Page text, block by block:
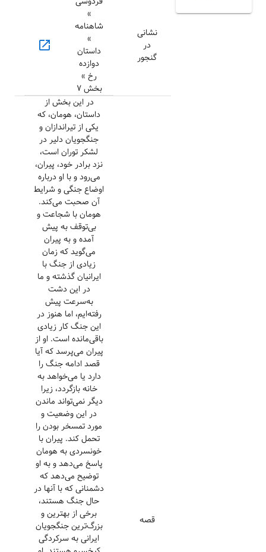
نشانی
در
گنجور
»
شاهنامه
»
داستان
دوازده
رخ »
بخش ۷
open_in_new
قصه
در این بخش از
داستان، هومان، که
یکی از تیراندازان و
جنگجویان دلیر در
لشکر توران است،
نزد برادر خود، پیران،
می‌رود و با او درباره
اوضاع جنگی و شرایط
آن صحبت می‌کند.
هومان با شجاعت و
بی‌توقف به پیش
آمده و به پیران
می‌گوید که زمان
زیادی از جنگ با
ایرانیان گذشته و ما
در این دشت
به‌سرعت پیش
رفته‌ایم، اما هنوز در
این جنگ کار زیادی
باقی‌مانده است. او از
پیران می‌پرسد که آیا
قصد ادامه جنگ را
دارد یا می‌خواهد به
خانه بازگردد، زیرا
دیگر نمی‌تواند ماندن
در این وضعیت و
مورد تمسخر بودن را
تحمل کند. پیران با
خونسردی به هومان
پاسخ می‌دهد و به او
توضیح می‌دهد که
دشمنانی که با آنها در
حال جنگ هستند،
برخی از بهترین و
بزرگ‌ترین جنگجویان
ایرانی به سرکردگی